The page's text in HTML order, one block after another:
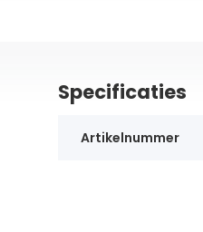
Specificaties
Artikelnummer